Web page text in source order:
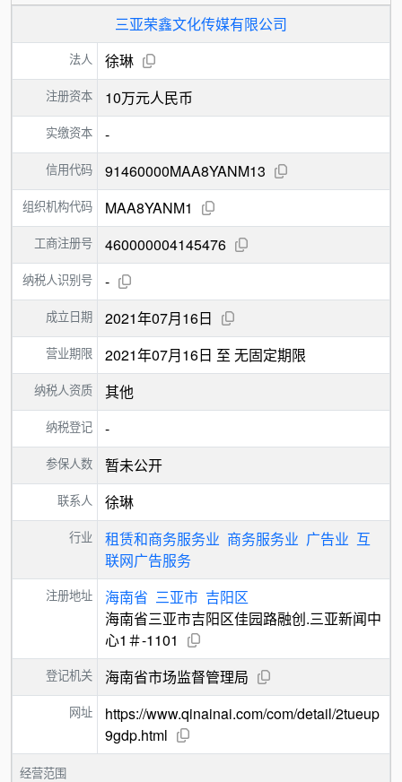
三亚荣鑫文化传媒有限公司
法人 徐琳
注册资本 10万元人民币
实缴资本 -
信用代码 91460000MAA8YANM13
组织机构代码 MAA8YANM1
工商注册号 460000004145476
纳税人识别号 -
成立日期 2021年07月16日
营业期限 2021年07月16日 至 无固定期限
纳税人资质 其他
纳税登记 -
参保人数 暂未公开
联系人 徐琳
行业 租赁和商务服务业 商务服务业 广告业 互
联网广告服务
注册地址 海南省 三亚市 吉阳区
海南省三亚市吉阳区佳园路融创.三亚新闻中
心1＃-1101
登记机关 海南省市场监督管理局
网址
https://www.qinainai.com/com/detail/2tueup
9gdp.html
经营范围